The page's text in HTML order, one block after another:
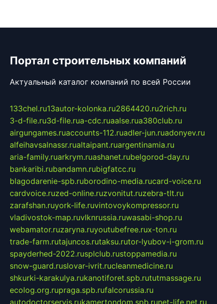
Портал строительных компаний
Актуальный каталог компаний по всей России
133chel.ru13autor-kolonka.ru2864420.ru2rich.ru
3-d-file.ru3d-file.rua-cdc.ruaalse.rua380club.ru
airgungames.ruaccounts-112.ruadler-jun.ruadonyev.ru
alfeihavsalnassr.rualtaipant.ruargentinamia.ru
aria-family.ruarkrym.ruashanet.rubelgorod-day.ru
bankaribi.rubandamn.rubigfatcc.ru
blagodarenie-spb.ruborodino-media.rucard-voice.ru
cardvoice.ruzed-online.ruzvonitut.ruzebra-tlt.ru
zarafshan.ruyork-life.ruvintovoykompressor.ru
vladivostok-map.ruvlknrussia.ruwasabi-shop.ru
webamator.ruzaryna.ruyoutubefree.rux-ton.ru
trade-farm.rutajuncos.rutaksu.rutor-lyubov-i-grom.ru
spayderhed-2022.rusplclub.rustoppamedia.ru
snow-guard.ruslovar-ivrit.rucleanmedicine.ru
shkurki-karakulya.rukanotiforet.spb.rututmassage.ru
ecolog.org.rupraga.spb.rufalcorussia.ru
autodoctorservis.rukamertondom.spb.runet-life.net.ru